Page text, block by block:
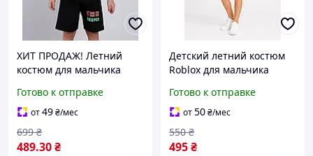
ХИТ ПРОДАЖ! Летний
костюм для мальчика
шорты черный 104 134
Готово к отправке
от49₴/мес
489.30₴
699 ₴
Детский летний костюм
Roblox для мальчика
черные шорты, комплект
Роблокс, размеры 116-
122, 122-128, 128-134
Готово к отправке
от50₴/мес
495₴
550 ₴